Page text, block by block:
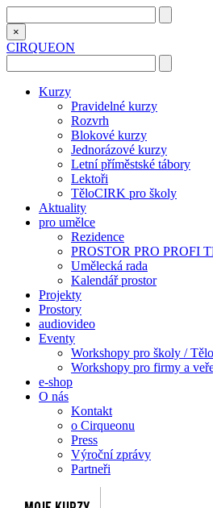
×
CIRQUEON
Kurzy
Pravidelné kurzy
Rozvrh
Blokové kurzy
Jednorázové kurzy
Letní příměstské tábory
Lektoři
TěloCIRK pro školy
Aktuality
pro umělce
Rezidence
PROSTOR PRO PROFI
Umělecká rada
Kalendář prostor
Projekty
Prostory
audiovideo
Eventy
Workshopy pro školy /
Workshopy pro firmy a
e-shop
O nás
Kontakt
o Cirqueonu
Press
Výroční zprávy
Partneři